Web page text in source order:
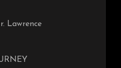
Lawrence